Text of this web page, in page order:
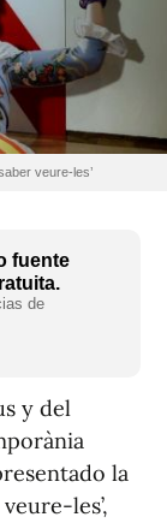
veure-les’
fuente
de
y del
la
les’,